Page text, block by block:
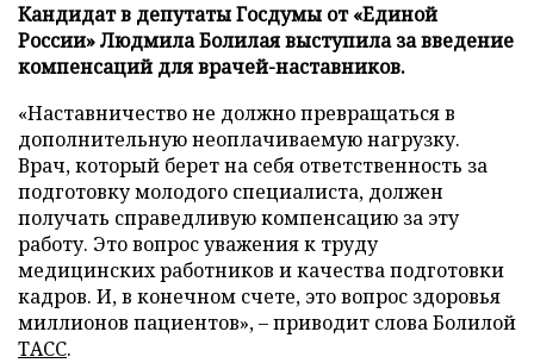
Кандидат в депутаты Госдумы от «Единой
России» Людмила Болилая выступила за введение
компенсаций для врачей-наставников.
«Наставничество не должно превращаться в
дополнительную неоплачиваемую нагрузку.
Врач, который берет на себя ответственность за
подготовку молодого специалиста, должен
получать справедливую компенсацию за эту
работу. Это вопрос уважения к труду
медицинских работников и качества подготовки
кадров. И, в конечном счете, это вопрос здоровья
миллионов пациентов», – приводит слова Болилой
ТАСС.